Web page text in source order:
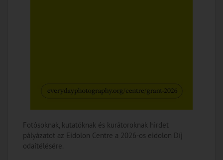
Fotósoknak, kutatóknak és kurátoroknak hirdet
pályázatot az Eidolon Centre a 2026-os eidolon Díj
odaítélésére.